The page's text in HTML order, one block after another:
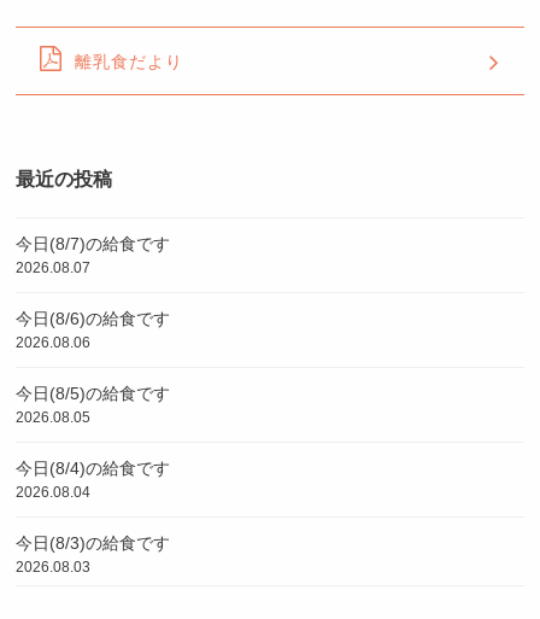
離乳食だより
最近の投稿
今日(8/7)の給食です
2026.08.07
今日(8/6)の給食です
2026.08.06
今日(8/5)の給食です
2026.08.05
今日(8/4)の給食です
2026.08.04
今日(8/3)の給食です
2026.08.03